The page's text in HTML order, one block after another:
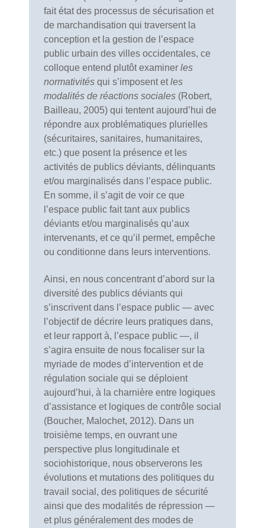
fait état des processus de sécurisation et
de marchandisation qui traversent la
conception et la gestion de l’espace
public urbain des villes occidentales, ce
colloque entend plutôt examiner les
normativités qui s’imposent etles
modalités de réactions sociales (Robert,
Bailleau, 2005) qui tentent aujourd’hui de
répondre aux problématiques plurielles
(sécuritaires, sanitaires, humanitaires,
etc.) que posent la présence et les
activités de publics déviants, délinquants
et/ou marginalisés dans l’espace public.
En somme, il s’agit de voir ce que
l’espace public fait tant aux publics
déviants et/ou marginalisés qu’aux
intervenants, et ce qu’il permet, empêche
ou conditionne dans leurs interventions.
Ainsi, en nous concentrant d’abord sur la
diversité des publics déviants qui
s’inscrivent dans l’espace public — avec
l’objectif de décrire leurs pratiques dans,
et leur rapport à, l’espace public —, il
s’agira ensuite de nous focaliser sur la
myriade de modes d’intervention et de
régulation sociale qui se déploient
aujourd’hui, à la charnière entre logiques
d’assistance et logiques de contrôle social
(Boucher, Malochet, 2012). Dans un
troisième temps, en ouvrant une
perspective plus longitudinale et
sociohistorique, nous observerons les
évolutions et mutations des politiques du
travail social, des politiques de sécurité
ainsi que des modalités de répression —
et plus généralement des modes de